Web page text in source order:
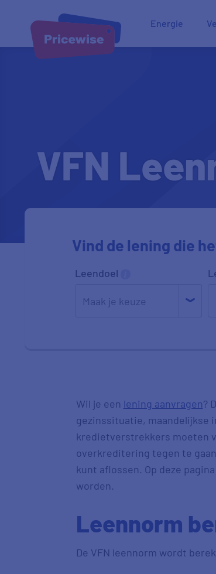
Energie
VFN
Vind de lening die
Leendoel
Wil je een lening aanvragen?
gezinssituatie, maandelijkse
kredietverstrekkers moeten
overkreditering tegen te
kunt aflossen. Op deze
worden.
Leennorm
De VFN leennorm wordt